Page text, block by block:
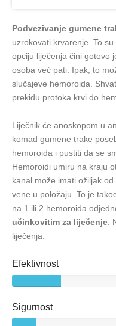
Podvezivanje gumene
uzrokovati krvarenje. To
opciju liječenja čini gotovo
osoba već pati. Ipak, to
slučajeve hemoroida.
prekidu protoka krvi do
Liječnik će anoskopom u
komad gumene trake
hemoroida i pustiti da se
Hemoroidi umiru na kraju
kanal može imati ožiljak
vene u položaju. To je
na 1 ili 2 hemoroida
učinkovitim za liječenje
liječenja.
Efektivnost
Sigurnost